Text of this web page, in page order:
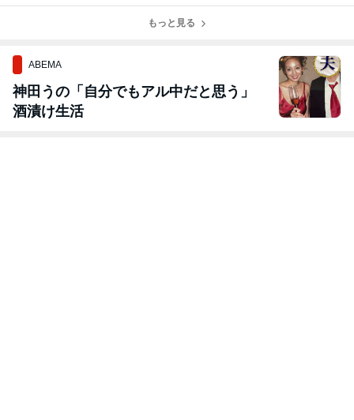
もっと見る
ABEMA
神田うの「自分でもアル中だと思う」
酒漬け生活